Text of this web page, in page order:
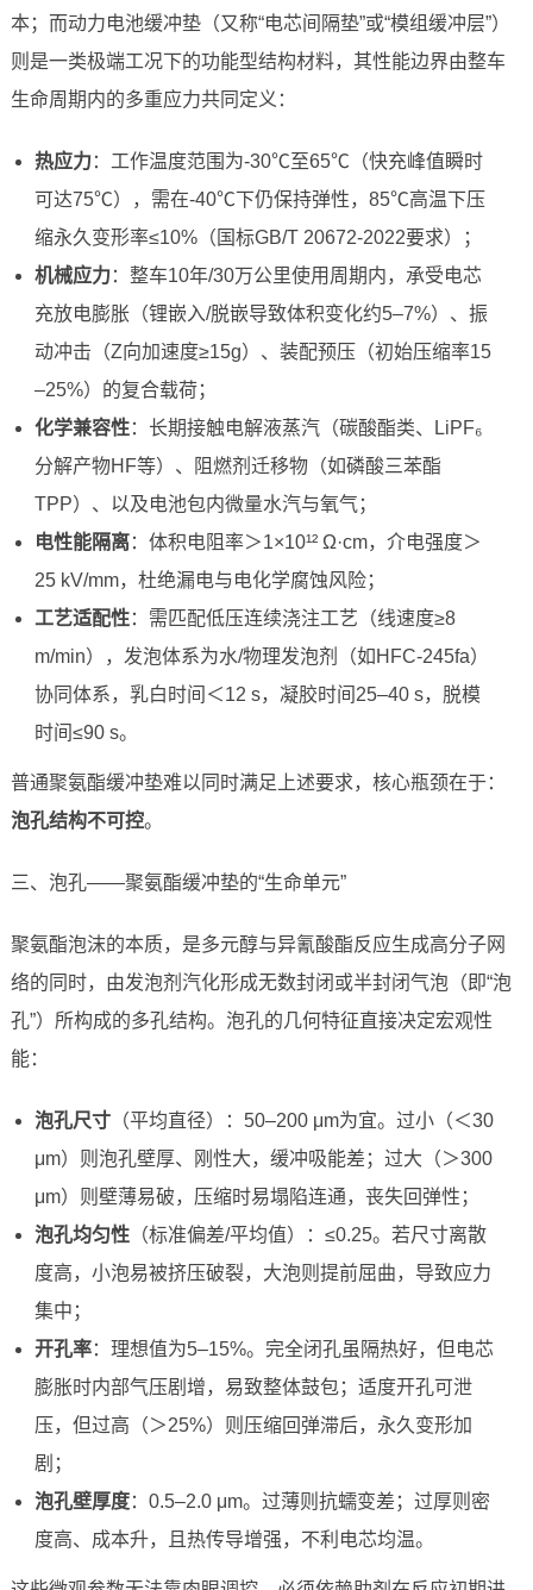
本；而动力电池缓冲垫（又称“电芯间隔垫”或“模组缓冲层”）
则是一类极端工况下的功能型结构材料，其性能边界由整车
生命周期内的多重应力共同定义：
热应力：工作温度范围为-30℃至65℃（快充峰值瞬时
可达75℃），需在-40℃下仍保持弹性，85℃高温下压
缩永久变形率≤10%（国标GB/T 20672-2022要求）；
机械应力：整车10年/30万公里使用周期内，承受电芯
充放电膨胀（锂嵌入/脱嵌导致体积变化约5–7%）、振
动冲击（Z向加速度≥15g）、装配预压（初始压缩率15
–25%）的复合载荷；
化学兼容性：长期接触电解液蒸汽（碳酸酯类、LiPF₆
分解产物HF等）、阻燃剂迁移物（如磷酸三苯酯
TPP）、以及电池包内微量水汽与氧气；
电性能隔离：体积电阻率＞1×10¹² Ω·cm，介电强度＞
25 kV/mm，杜绝漏电与电化学腐蚀风险；
工艺适配性：需匹配低压连续浇注工艺（线速度≥8
m/min），发泡体系为水/物理发泡剂（如HFC-245fa）
协同体系，乳白时间＜12 s，凝胶时间25–40 s，脱模
时间≤90 s。
普通聚氨酯缓冲垫难以同时满足上述要求，核心瓶颈在于：
泡孔结构不可控。
三、泡孔——聚氨酯缓冲垫的“生命单元”
聚氨酯泡沫的本质，是多元醇与异氰酸酯反应生成高分子网
络的同时，由发泡剂汽化形成无数封闭或半封闭气泡（即“泡
孔”）所构成的多孔结构。泡孔的几何特征直接决定宏观性
能：
泡孔尺寸（平均直径）：50–200 μm为宜。过小（＜30
μm）则泡孔壁厚、刚性大，缓冲吸能差；过大（＞300
μm）则壁薄易破，压缩时易塌陷连通，丧失回弹性；
泡孔均匀性（标准偏差/平均值）：≤0.25。若尺寸离散
度高，小泡易被挤压破裂，大泡则提前屈曲，导致应力
集中；
开孔率：理想值为5–15%。完全闭孔虽隔热好，但电芯
膨胀时内部气压剧增，易致整体鼓包；适度开孔可泄
压，但过高（＞25%）则压缩回弹滞后，永久变形加
剧；
泡孔壁厚度：0.5–2.0 μm。过薄则抗蠕变差；过厚则密
度高、成本升，且热传导增强，不利电芯均温。